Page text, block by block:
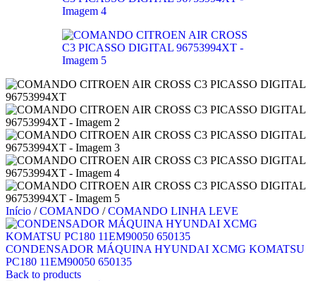
Início / COMANDO / COMANDO LINHA LEVE
CONDENSADOR MÁQUINA HYUNDAI XCMG KOMATSU
PC180 11EM90050 650135
Back to products